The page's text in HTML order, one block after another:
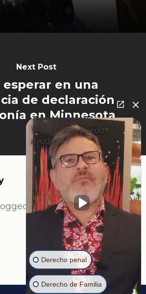
Next Post
esperar en una
de declaración
en Minnesota
into post a comment.
👋🏼¿Cómo puedo
ayudarte?
Derecho penal
Derecho de Familia